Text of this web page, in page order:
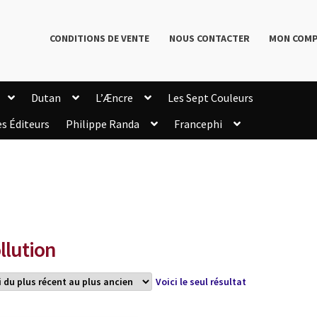
CONDITIONS DE VENTE NOUS CONTACTER MON
Dutan L’Æncre
Les Sept Couleurs
Éditeurs Philippe Randa
Francephi
Voici le seul résultat